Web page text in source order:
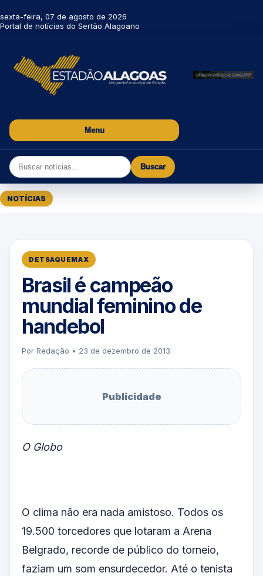
sexta-feira, 07 de agosto de 2026
Portal de notícias do Sertão Alagoano
Menu
Buscar
NOTÍCIAS
DETSAQUEMAX
Brasil é campeão
mundial feminino de
handebol
Por Redação • 23 de dezembro de 2013
Publicidade
O Globo
O clima não era nada amistoso. Todos os
19.500 torcedores que lotaram a Arena
Belgrado, recorde de público do torneio,
faziam um som ensurdecedor. Até o tenista